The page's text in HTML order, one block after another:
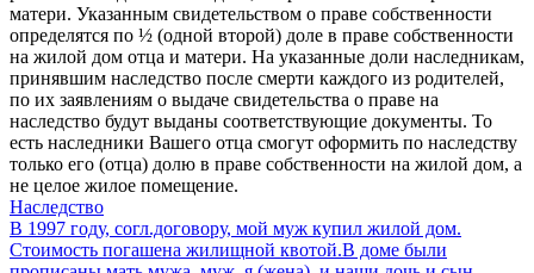
матери. Указанным свидетельством о праве собственности
определятся по ½ (одной второй) доле в праве собственности
на жилой дом отца и матери. На указанные доли наследникам,
принявшим наследство после смерти каждого из родителей,
по их заявлениям о выдаче свидетельства о праве на
наследство будут выданы соответствующие документы. То
есть наследники Вашего отца смогут оформить по наследству
только его (отца) долю в праве собственности на жилой дом, а
не целое жилое помещение.
Наследство
В 1997 году, согл.договору, мой муж купил жилой дом.
Стоимость погашена жилищной квотой.В доме были